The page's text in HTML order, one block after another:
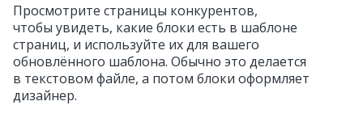
Просмотрите страницы конкурентов,
чтобы увидеть, какие блоки есть в шаблоне
страниц, и используйте их для вашего
обновлённого шаблона. Обычно это делается
в текстовом файле, а потом блоки оформляет
дизайнер.